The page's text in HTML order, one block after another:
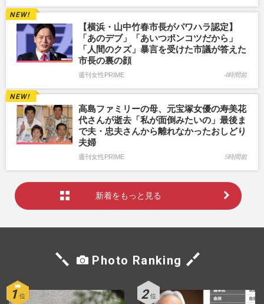
【横浜・山中竹春市長がパワハラ認定】
「あのデブ」「あいつポンコツだから」
「人間のクズ」暴言を受けた市議が答えた
市長の裏の顔
週刊女性PRIME 4時間前
高島ファミリーの母、元宝塚女優の寿美花
代さんが逝去「私が面倒みたいの」最後ま
で夫・忠夫さんから離れなかったおしどり
夫婦
週刊女性PRIME 5時間前
新着をもっと見る
Photo Ranking